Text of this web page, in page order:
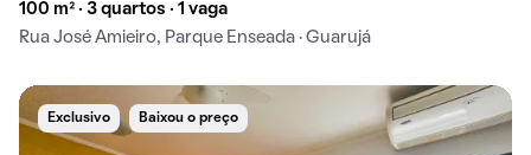
100 m² · 3 quartos · 1 vaga
Rua José Amieiro, Parque Enseada · Guarujá
Exclusivo Baixou o preço